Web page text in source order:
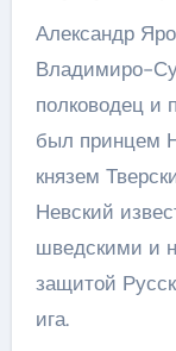
Александр
Владимиро-
полководец и
был принцем
князем
Невский
шведскими и
защитой
ига.